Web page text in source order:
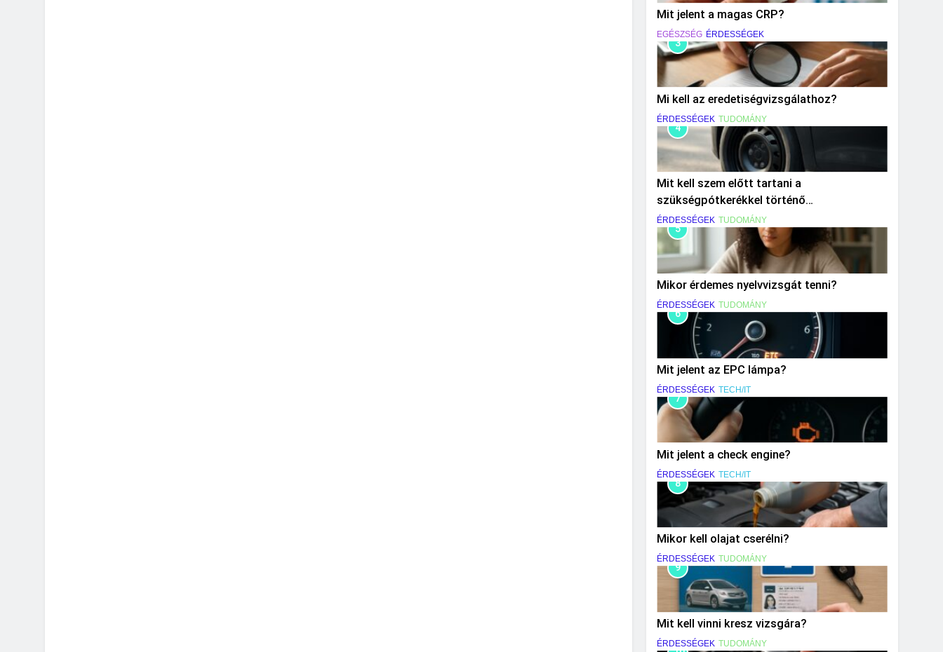
Mit jelent a magas CRP?
EGÉSZSÉG ÉRDESSÉGEK
3
Mi kell az eredetiségvizsgálathoz?
ÉRDESSÉGEK TUDOMÁNY
4
Mit kell szem előtt tartani a
szükségpótkerékkel történő
közlekedéskor?
ÉRDESSÉGEK TUDOMÁNY
5
Mikor érdemes nyelvvizsgát tenni?
ÉRDESSÉGEK TUDOMÁNY
6
Mit jelent az EPC lámpa?
ÉRDESSÉGEK TECH/IT
7
Mit jelent a check engine?
ÉRDESSÉGEK TECH/IT
8
Mikor kell olajat cserélni?
ÉRDESSÉGEK TUDOMÁNY
9
Mit kell vinni kresz vizsgára?
ÉRDESSÉGEK TUDOMÁNY